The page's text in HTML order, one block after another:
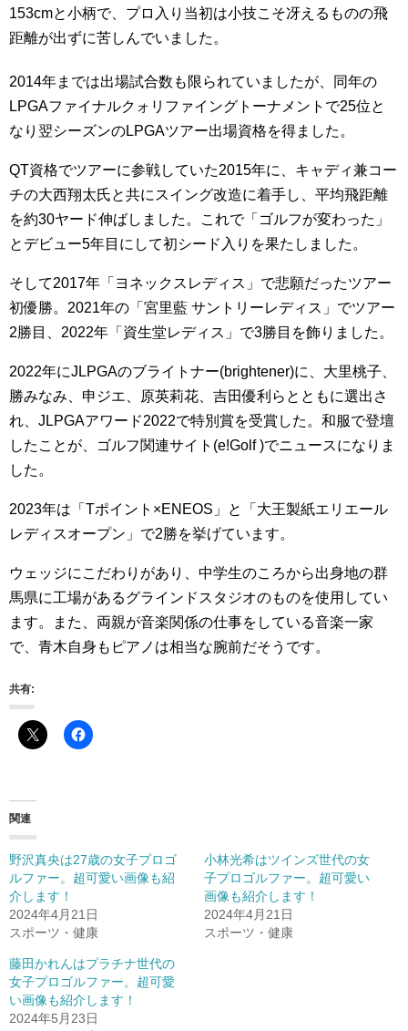
153cmと小柄で、プロ入り当初は小技こそ冴えるものの飛
距離が出ずに苦しんでいました。
2014年までは出場試合数も限られていましたが 、同年の
LPGAファイナルクォリファイングトーナメントで25位と
なり翌シーズンのLPGAツアー出場資格を得ました。
QT資格でツアーに参戦していた2015年に、キャディ兼コー
チの大西翔太氏と共にスイング改造に着手し、平均飛距離
を約30ヤード伸ばしました。これで「ゴルフが変わった」
とデビュー5年目にして初シード入りを果たしました。
そして2017年「ヨネックスレディス」で悲願だったツアー
初優勝。2021年の「宮里藍 サントリーレディス」でツアー
2勝目、2022年「資生堂レディス」で3勝目を飾りました。
2022年にJLPGAのブライトナー(brightener)に、大里桃子、
勝みなみ、申ジエ、原英莉花、吉田優利らとともに選出さ
れ、JLPGAアワード2022で特別賞を受賞した。和服で登壇
したことが、ゴルフ関連サイト(e!Golf )でニュースになりま
した。
2023年は「Tポイント×ENEOS」と「大王製紙エリエール
レディスオープン」で2勝を挙げています。
ウェッジにこだわりがあり、中学生のころから出身地の群
馬県に工場があるグラインドスタジオのものを使用してい
ます。また、両親が音楽関係の仕事をしている音楽一家
で、青木自身もピアノは相当な腕前だそうです。
共有:
関連
野沢真央は27歳の女子プロゴ
ルファー。超可愛い画像も紹
介します！
2024年4月21日
スポーツ・健康
小林光希はツインズ世代の女
子プロゴルファー。超可愛い
画像も紹介します！
2024年4月21日
スポーツ・健康
藤田かれんはプラチナ世代の
女子プロゴルファー。超可愛
い画像も紹介します！
2024年5月23日